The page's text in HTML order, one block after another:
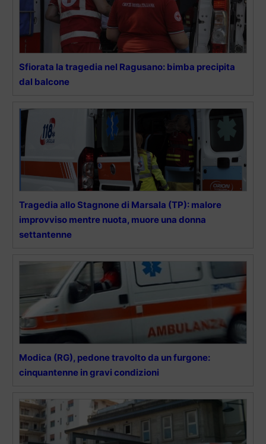
Sfiorata la tragedia nel Ragusano: bimba precipita
dal balcone
Tragedia allo Stagnone di Marsala (TP): malore
improvviso mentre nuota, muore una donna
settantenne
Modica (RG), pedone travolto da un furgone:
cinquantenne in gravi condizioni